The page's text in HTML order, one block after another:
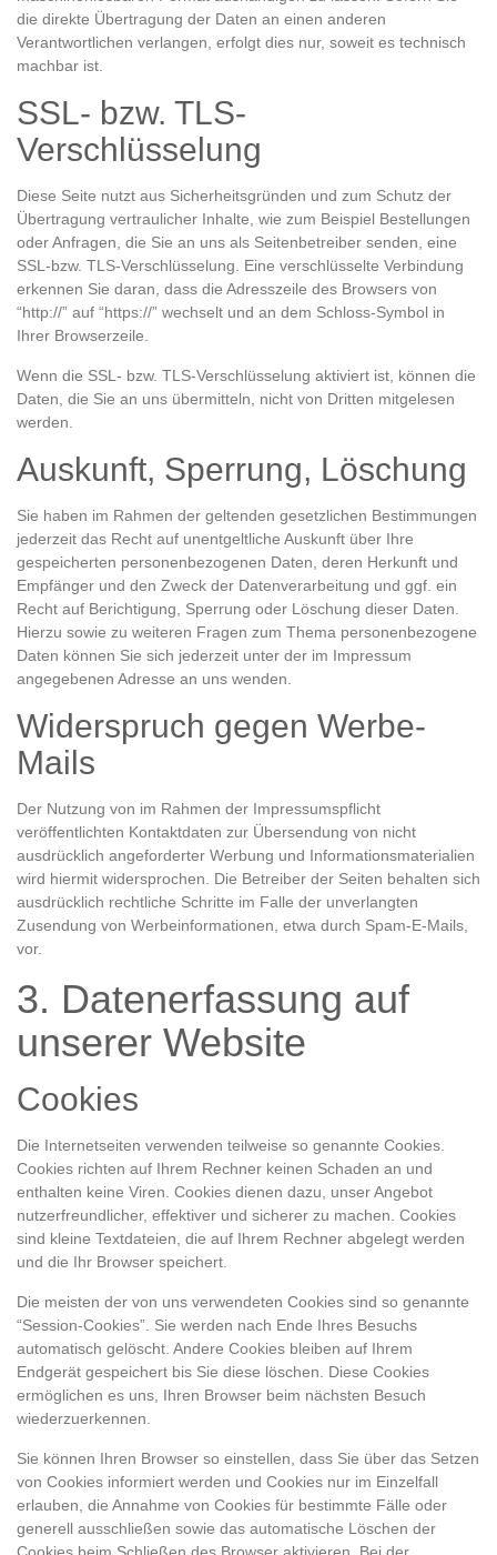
die direkte Übertragung der Daten an einen anderen
Verantwortlichen verlangen, erfolgt dies nur, soweit es technisch
machbar ist.
SSL- bzw. TLS-
Verschlüsselung
Diese Seite nutzt aus Sicherheitsgründen und zum Schutz der
Übertragung vertraulicher Inhalte, wie zum Beispiel Bestellungen
oder Anfragen, die Sie an uns als Seitenbetreiber senden, eine
SSL-bzw. TLS-Verschlüsselung. Eine verschlüsselte Verbindung
erkennen Sie daran, dass die Adresszeile des Browsers von
“http://” auf “https://” wechselt und an dem Schloss-Symbol in
Ihrer Browserzeile.
Wenn die SSL- bzw. TLS-Verschlüsselung aktiviert ist, können die
Daten, die Sie an uns übermitteln, nicht von Dritten mitgelesen
werden.
Auskunft, Sperrung, Löschung
Sie haben im Rahmen der geltenden gesetzlichen Bestimmungen
jederzeit das Recht auf unentgeltliche Auskunft über Ihre
gespeicherten personenbezogenen Daten, deren Herkunft und
Empfänger und den Zweck der Datenverarbeitung und ggf. ein
Recht auf Berichtigung, Sperrung oder Löschung dieser Daten.
Hierzu sowie zu weiteren Fragen zum Thema personenbezogene
Daten können Sie sich jederzeit unter der im Impressum
angegebenen Adresse an uns wenden.
Widerspruch gegen Werbe-
Mails
Der Nutzung von im Rahmen der Impressumspflicht
veröffentlichten Kontaktdaten zur Übersendung von nicht
ausdrücklich angeforderter Werbung und Informationsmaterialien
wird hiermit widersprochen. Die Betreiber der Seiten behalten sich
ausdrücklich rechtliche Schritte im Falle der unverlangten
Zusendung von Werbeinformationen, etwa durch Spam-E-Mails,
vor.
3. Datenerfassung auf
unserer Website
Cookies
Die Internetseiten verwenden teilweise so genannte Cookies.
Cookies richten auf Ihrem Rechner keinen Schaden an und
enthalten keine Viren. Cookies dienen dazu, unser Angebot
nutzerfreundlicher, effektiver und sicherer zu machen. Cookies
sind kleine Textdateien, die auf Ihrem Rechner abgelegt werden
und die Ihr Browser speichert.
Die meisten der von uns verwendeten Cookies sind so genannte
“Session-Cookies”. Sie werden nach Ende Ihres Besuchs
automatisch gelöscht. Andere Cookies bleiben auf Ihrem
Endgerät gespeichert bis Sie diese löschen. Diese Cookies
ermöglichen es uns, Ihren Browser beim nächsten Besuch
wiederzuerkennen.
Sie können Ihren Browser so einstellen, dass Sie über das Setzen
von Cookies informiert werden und Cookies nur im Einzelfall
erlauben, die Annahme von Cookies für bestimmte Fälle oder
generell ausschließen sowie das automatische Löschen der